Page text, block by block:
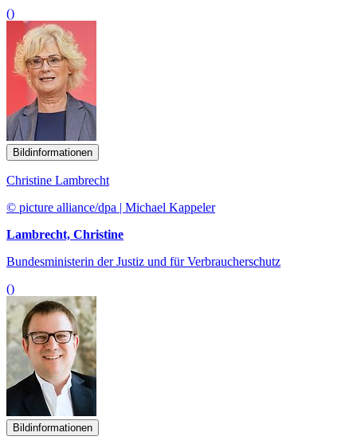
()
Bildinformationen
Christine Lambrecht
© picture alliance/dpa | Michael Kappeler
Lambrecht, Christine
Bundesministerin der Justiz und für Verbraucherschutz
()
Bildinformationen